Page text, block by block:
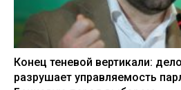
Конец теневой вертикали:
разрушает управляемость